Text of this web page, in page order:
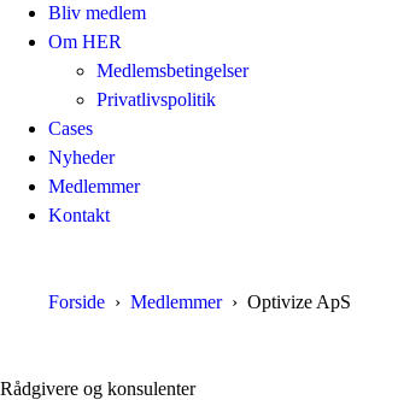
Bliv medlem
Om HER
Medlemsbetingelser
Privatlivspolitik
Cases
Nyheder
Medlemmer
Kontakt
Forside Medlemmer Optivize ApS
Rådgivere og konsulenter